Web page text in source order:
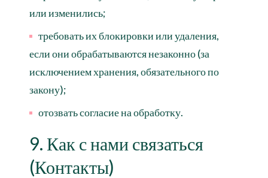
или изменились;
требовать их блокировки или удаления,
если они обрабатываются незаконно (за
исключением хранения, обязательного по
закону);
отозвать согласие на обработку.
9. Как с нами связаться
(Контакты)